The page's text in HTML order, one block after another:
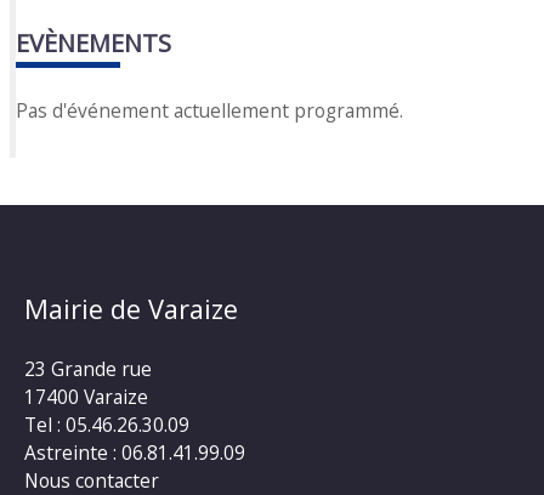
EVÈNEMENTS
Pas d'événement actuellement programmé.
Mairie de Varaize
23 Grande rue
17400 Varaize
Tel : 05.46.26.30.09
Astreinte : 06.81.41.99.09
Nous contacter